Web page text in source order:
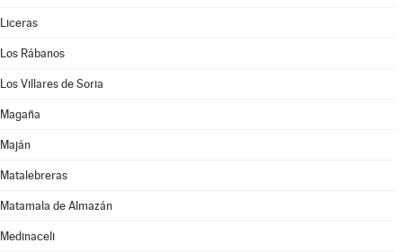
Liceras
Los Rábanos
Los Villares de Soria
Magaña
Maján
Matalebreras
Matamala de Almazán
Medinaceli